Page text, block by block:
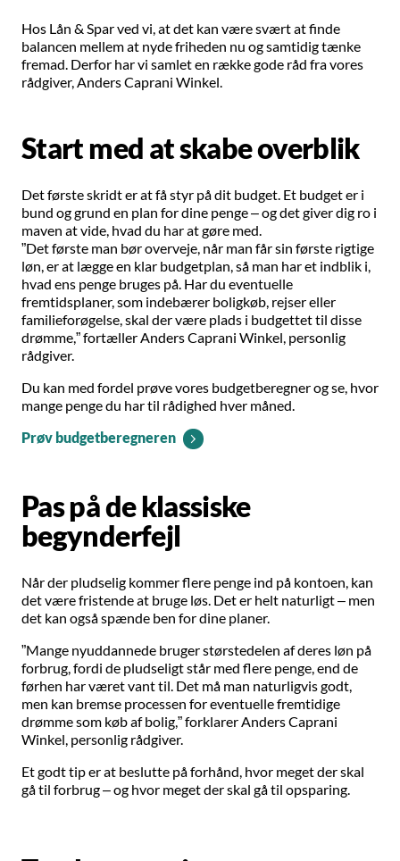
Hos Lån & Spar ved vi, at det kan være svært at finde
balancen mellem at nyde friheden nu og samtidig tænke
fremad. Derfor har vi samlet en række gode råd fra vores
rådgiver, Anders Caprani Winkel.
Start med at skabe overblik
Det første skridt er at få styr på dit budget. Et budget er i
bund og grund en plan for dine penge – og det giver dig ro i
maven at vide, hvad du har at gøre med.
”Det første man bør overveje, når man får sin første rigtige
løn, er at lægge en klar budgetplan, så man har et indblik i,
hvad ens penge bruges på. Har du eventuelle
fremtidsplaner, som indebærer boligkøb, rejser eller
familieforøgelse, skal der være plads i budgettet til disse
drømme,” fortæller Anders Caprani Winkel, personlig
rådgiver.
Du kan med fordel prøve vores budgetberegner og se, hvor
mange penge du har til rådighed hver måned.
Prøv budgetberegneren
Pas på de klassiske
begynderfejl
Når der pludselig kommer flere penge ind på kontoen, kan
det være fristende at bruge løs. Det er helt naturligt – men
det kan også spænde ben for dine planer.
”Mange nyuddannede bruger størstedelen af deres løn på
forbrug, fordi de pludseligt står med flere penge, end de
førhen har været vant til. Det må man naturligvis godt,
men kan bremse processen for eventuelle fremtidige
drømme som køb af bolig,” forklarer Anders Caprani
Winkel, personlig rådgiver.
Et godt tip er at beslutte på forhånd, hvor meget der skal
gå til forbrug – og hvor meget der skal gå til opsparing.